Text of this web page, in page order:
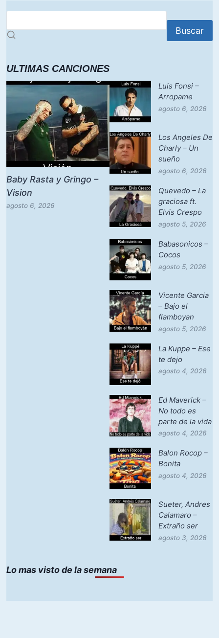
Buscar
ULTIMAS CANCIONES
Baby Rasta y Gringo –
Vision
agosto 6, 2026
Luis Fonsi –
Arropame
agosto 6, 2026
Los Angeles De
Charly – Un
sueño
agosto 6, 2026
Quevedo – La
graciosa ft.
Elvis Crespo
agosto 5, 2026
Babasonicos –
Cocos
agosto 5, 2026
Vicente Garcia
– Bajo el
flamboyan
agosto 5, 2026
La Kuppe – Ese
te dejo
agosto 4, 2026
Ed Maverick –
No todo es
parte de la vida
agosto 4, 2026
Balon Rocop –
Bonita
agosto 4, 2026
Sueter, Andres
Calamaro –
Extraño ser
agosto 3, 2026
Lo mas visto de la semana